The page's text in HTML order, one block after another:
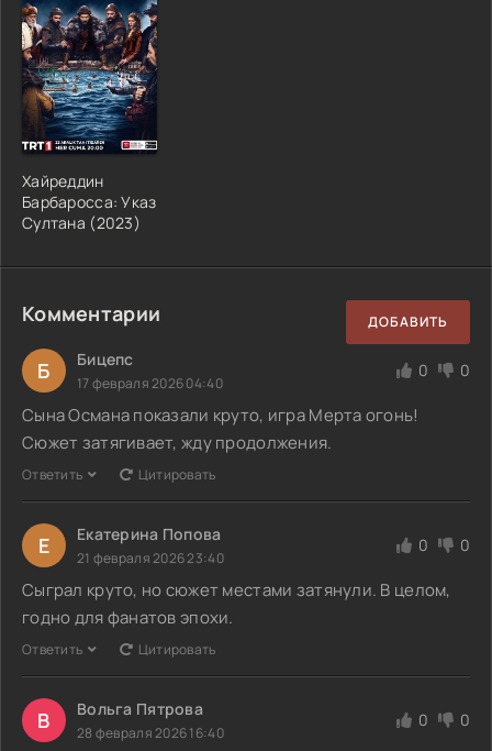
Хайреддин
Барбаросса: Указ
Султана (2023)
Комментарии ДОБАВИТЬ
Б Бицепс
17 февраля 2026 04:40
0 0
Сына Османа показали круто, игра Мерта огонь!
Сюжет затягивает, жду продолжения.
Ответить Цитировать
Е Екатерина Попова
21 февраля 2026 23:40
0 0
Сыграл круто, но сюжет местами затянули. В целом,
годно для фанатов эпохи.
Ответить Цитировать
В Вольга Пятрова
28 февраля 2026 16:40
0 0